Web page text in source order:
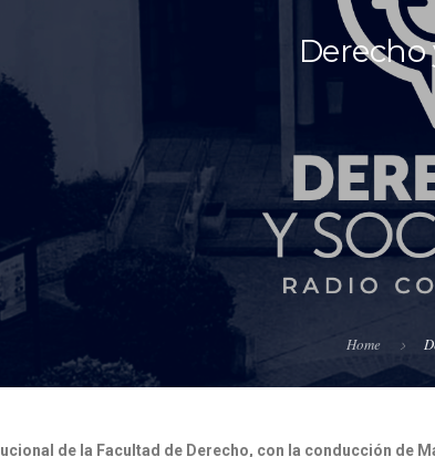
Derecho
Home
de la Facultad de Derecho, con la conducción